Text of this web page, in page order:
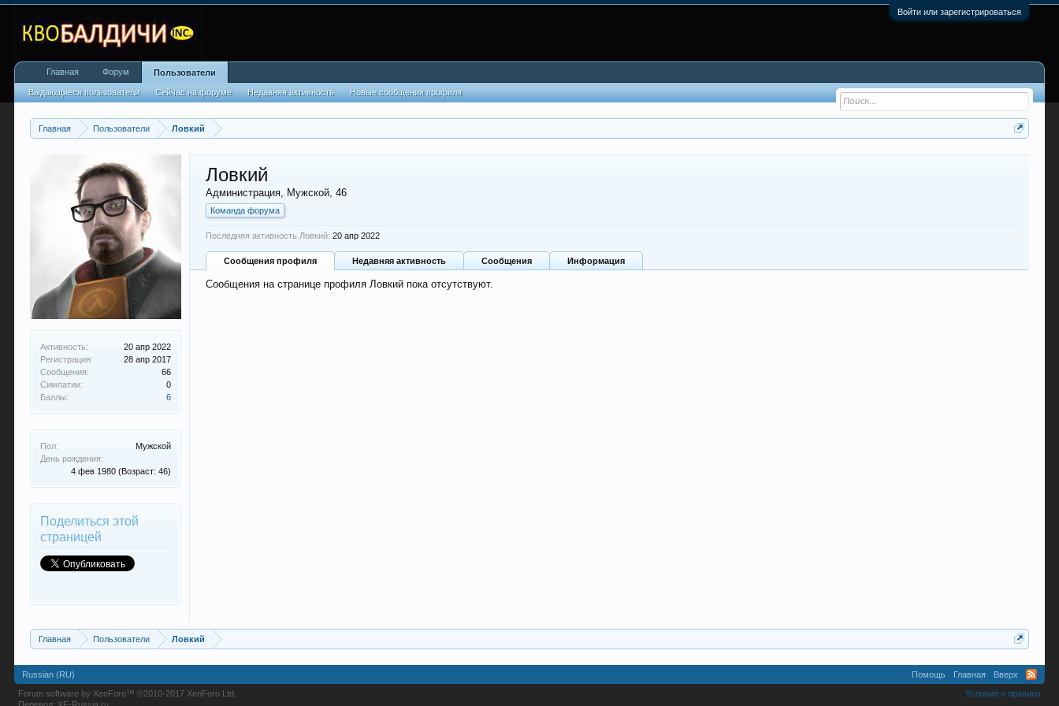
Войти или зарегистрироваться
Главная Пользователи Ловкий
Активность:
20 апр 2022
Регистрация:
28 апр 2017
Сообщения:
66
Симпатии:
0
Баллы:
6
Пол:
Мужской
День рождения:
4 фев 1980 (Возраст: 46)
Поделиться этой
страницей
Ловкий
Администрация, Мужской, 46
Команда форума
Последняя активность Ловкий: 20 апр 2022
Сообщения профиля Недавняя активность Сообщения Информация
Сообщения на странице профиля Ловкий пока отсутствуют.
Главная Пользователи Ловкий
Главная Форум Пользователи
Выдающиеся пользователи Сейчас на форуме Недавняя активность Новые сообщения профиля
Russian (RU) Помощь Главная
Вверх
Условия и правила
Forum software by XenForo™©2010-2017 XenForo Ltd.